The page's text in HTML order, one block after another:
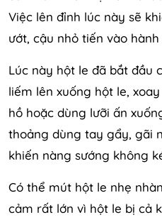
Việc lên đỉnh lúc này sẽ
ướt, cậu nhỏ tiến vào
Lúc này hột le đã bắt đầu
liếm lên xuống hột le,
hồ hoặc dùng lưỡi ấn
thoảng dùng tay gẩy, gãi
khiến nàng sướng không
Có thể mút hột le nhẹ
cảm rất lớn vì hột le bị cả